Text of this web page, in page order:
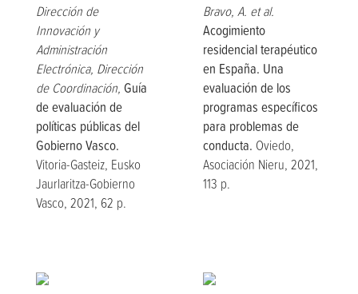
Dirección de
Innovación y
Administración
Electrónica, Dirección
de Coordinación,Guía
de evaluación de
políticas públicas del
Gobierno Vasco.
Vitoria-Gasteiz, Eusko
Jaurlaritza-Gobierno
Vasco, 2021, 62 p.
Bravo, A. et al.
Acogimiento
residencial terapéutico
en España. Una
evaluación de los
programas específicos
para problemas de
conducta. Oviedo,
Asociación Nieru, 2021,
113 p.